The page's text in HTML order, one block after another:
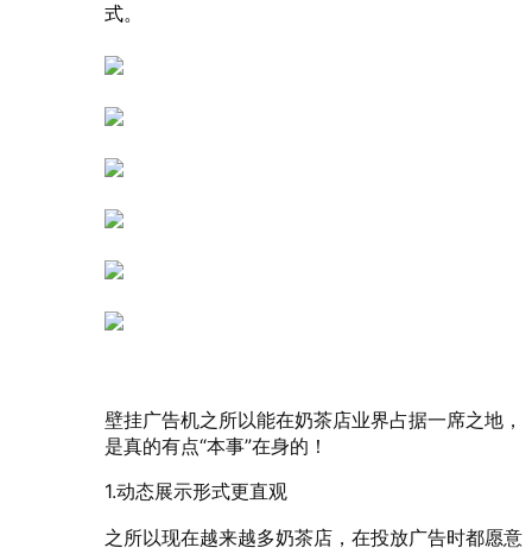
式。
壁挂广告机之所以能在奶茶店业界占据一席之地，
是真的有点“本事”在身的！
1.动态展示形式更直观
之所以现在越来越多奶茶店，在投放广告时都愿意